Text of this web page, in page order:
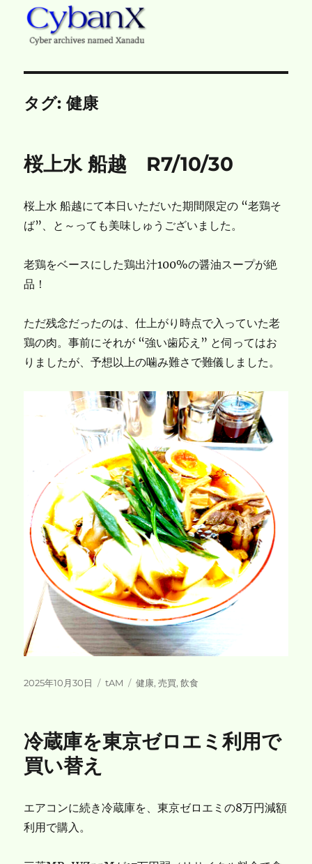
CybanX
タグ:健康
桜上水 船越 R7/10/30
桜上水 船越にて本日いただいた期間限定の “老鶏そ
ば”、と～っても美味しゅうございました。
老鶏をベースにした鶏出汁100%の醤油スープが絶
品！
ただ残念だったのは、仕上がり時点で入っていた老
鶏の肉。事前にそれが “強い歯応え” と伺ってはお
りましたが、予想以上の噛み難さで難儀しました。
投
2025年10月30日
カ
ー
tAM
タ
健康,売買,飲食
冷蔵庫を東京ゼロエミ利用で
買い替え
エアコンに続き冷蔵庫を、東京ゼロエミの8万円減額
利用で購入。